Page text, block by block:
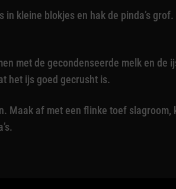
kleine blokjes en hak de pinda’s grof.
met de gecondenseerde melk en de
het ijs goed gecrusht is.
Maak af met een flinke toef slagroom,